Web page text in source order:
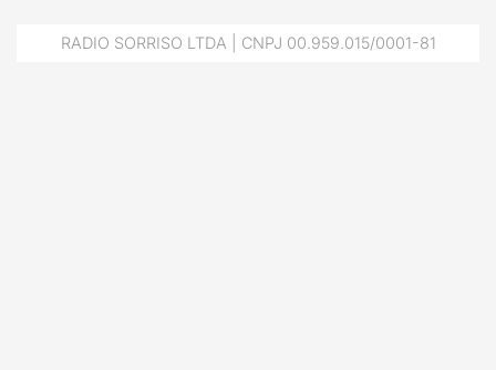
RADIO SORRISO LTDA | CNPJ 00.959.015/0001-81